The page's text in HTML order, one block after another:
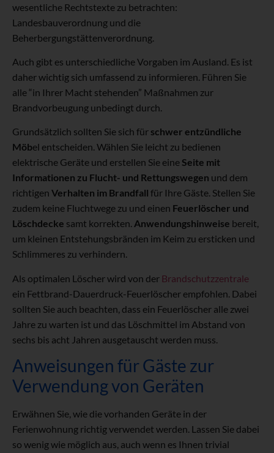
wesentliche Rechtstexte zu betrachten:
Landesbauverordnung und die
Beherbergungstättenverordnung.
Auch gibt es unterschiedliche Vorgaben im Ausland. Es ist
daher wichtig sich umfassend zu informieren. Führen Sie
alle “in Ihrer Macht stehenden” Maßnahmen zur
Brandvorbeugung unbedingt durch.
Grundsätzlich sollten Sie sich für schwer entzündliche
Möbel entscheiden. Wählen Sie leicht zu bedienen
elektrische Geräte und erstellen Sie eine Seite mit
Informationen zu Flucht- und Rettungswegen und dem
richtigen Verhalten im Brandfall für Ihre Gäste. Stellen Sie
zudem keine Fluchtwege zu und einen Feuerlöscher und
Löschdecke samt korrekten. Anwendungshinweise bereit,
um kleinen Entstehungsbränden im Keim zu ersticken und
Schlimmeres zu verhindern.
Als optimalen Löscher wird von der Brandschutzzentrale
ein Fettbrand-Dauerdruck-Feuerlöscher empfohlen. Dabei
sollten Sie auch beachten, dass ein Feuerlöscher alle zwei
Jahre zu warten ist und das Löschmittel im Abstand von
sechs bis acht Jahren ausgetauscht werden muss.
Anweisungen für Gäste zur
Verwendung von Geräten
Erwähnen Sie, wie die vorhanden Geräte in der
Ferienwohnung richtig verwendet werden. Lassen Sie dabei
so wenig wie möglich aus, auch wenn es Ihnen trivial